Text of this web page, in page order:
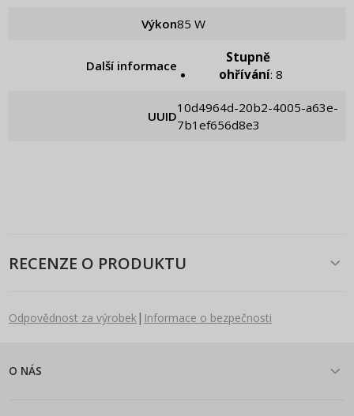
Výkon 85 W
Další informace
Stupně
ohřívání: 8
UUID
10d4964d-20b2-4005-a63e-
7b1ef656d8e3
RECENZE O PRODUKTU
Odpovědnost za výrobek| Informace o bezpečnosti
O NÁS